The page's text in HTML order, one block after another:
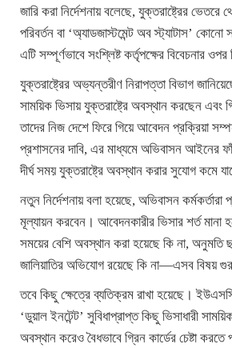
জারি করা নির্দেশনায় বলেছে, যুক্তরাষ্ট্রের ভেতরে
পরিবর্তন বা ‘অ্যাডজাস্টমেন্ট অব স্ট্যাটাস’
এটি সম্পূর্ণভাবে সংশ্লিষ্ট কর্তৃপক্ষের বিবেচনার
যুক্তরাষ্ট্রের অভ্যন্তরীণ নিরাপত্তা বিভাগ
সাময়িক ভিসায় যুক্তরাষ্ট্রে অবস্থান করছেন এবং
তাদের নিজ দেশে ফিরে গিয়ে আবেদন প্রক্রিয়া
প্রশাসনের দাবি, এর মাধ্যমে অভিবাসন আইনের
দীর্ঘ সময় যুক্তরাষ্ট্রে অবস্থান করার সুযোগ কমে
নতুন নির্দেশনায় বলা হয়েছে, অভিবাসন
মূল্যায়ন করবেন। আবেদনকারীর ভিসার শর্ত মানা
সময়ের বেশি অবস্থান করা হয়েছে কি না, অনুমতি
জালিয়াতির অভিযোগ রয়েছে কি না—এসব বিষয়
তবে কিছু ক্ষেত্রে ব্যতিক্রম রাখা হয়েছে।
‘ডুয়াল ইনটেন্ট’ সুবিধাপ্রাপ্ত কিছু ভিসাধারী
অবস্থান করেও বৈধভাবে গ্রিন কার্ডের চেষ্টা